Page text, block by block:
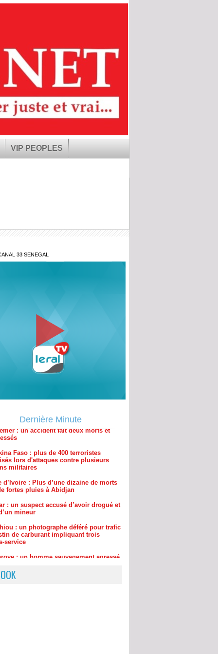
VIP PEOPLES
33 SENEGAL
Dernière Minute
Faso : plus de 400 terroristes
lors d'attaques contre plusieurs
d’Ivoire : Plus d’une dizaine de morts
fortes pluies à Abidjan
: un suspect accusé d’avoir drogué et
mineur
: un photographe déféré pour trafic
de carburant impliquant trois
: un homme sauvagement agressé
le gang était dirigée par… une